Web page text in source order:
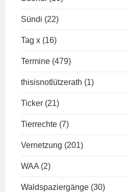
Sündi (22)
Tag x (16)
Termine (479)
thisisnotlützerath (1)
Ticker (21)
Tierrechte (7)
Vernetzung (201)
WAA (2)
Waldspaziergänge (30)